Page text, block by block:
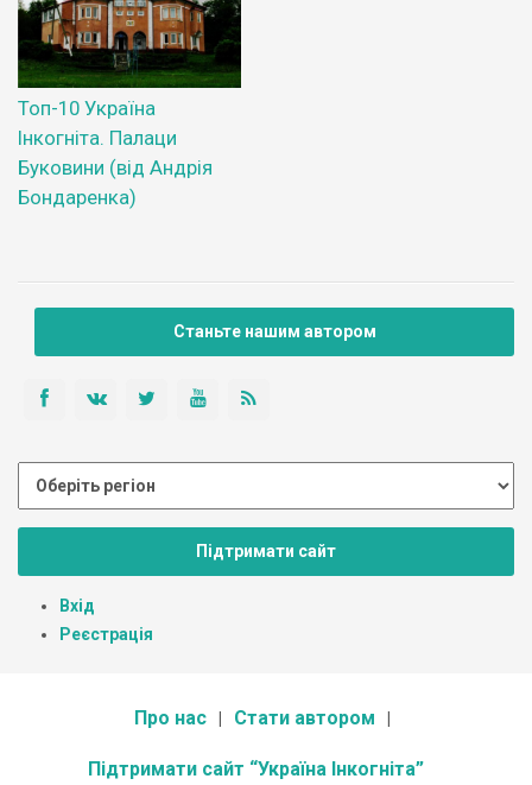
Топ-10 Україна
Інкогніта. Палаци
Буковини (від Андрія
Бондаренка)
Станьте нашим автором
Підтримати сайт
Вхід
Реєстрація
Про нас Стати автором
Підтримати сайт “Україна Інкогніта”